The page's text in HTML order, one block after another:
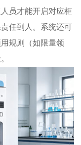
员才能开启对应柜
任到人。系统还可
规则（如限量领